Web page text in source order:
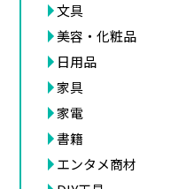
文具
美容・化粧品
日用品
家具
家電
書籍
エンタメ商材